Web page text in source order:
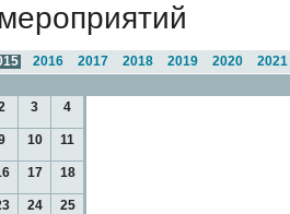
2021
2020
2019
2018
2017
2016
3 4
10 11
17 18
24 25